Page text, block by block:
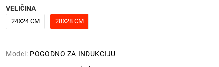
VELIČINA
24X24 CM 28X28 CM
Model: POGODNO ZA INDUKCIJU